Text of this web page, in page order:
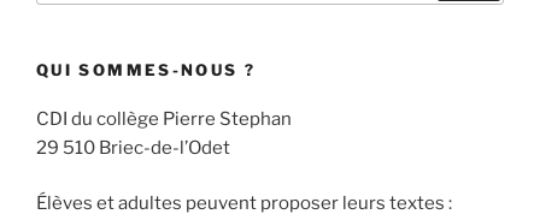
QUI SOMMES-NOUS ?
CDI du collège Pierre Stephan
29 510 Briec-de-l’Odet
Élèves et adultes peuvent proposer leurs textes :